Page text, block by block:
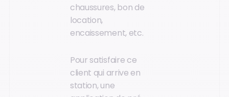
chaussures, bon de
location,
encaissement, etc.
Pour satisfaire ce
client qui arrive en
station, une